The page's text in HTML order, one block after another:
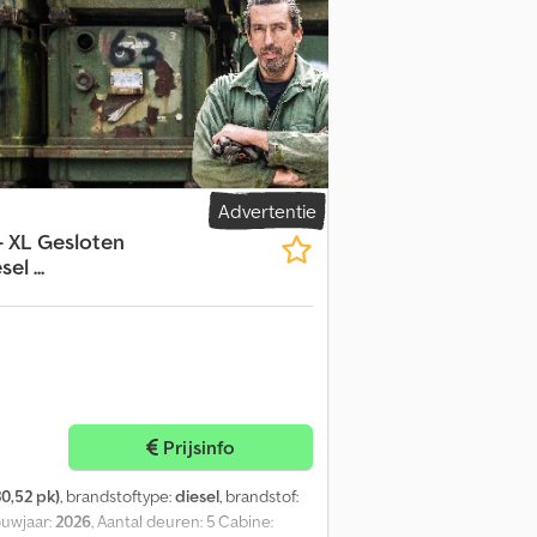
Advertentie
XL Gesloten
...
Prijsinfo
pk), brandstoftype:diesel, brandstof:
2026, Aantal deuren: 5 Cabine: